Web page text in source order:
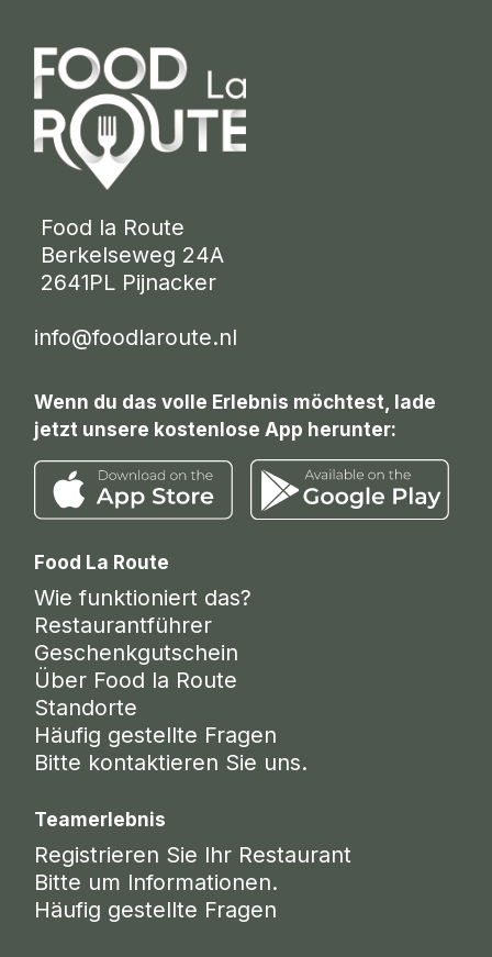
Food la Route
Berkelseweg 24A
2641PL Pijnacker
info@foodlaroute.nl
Wenn du das volle Erlebnis möchtest, lade
jetzt unsere kostenlose App herunter:
Food La Route
Wie funktioniert das?
Restaurantführer
Geschenkgutschein
Über Food la Route
Standorte
Häufig gestellte Fragen
Bitte kontaktieren Sie uns.
Teamerlebnis
Registrieren Sie Ihr Restaurant
Bitte um Informationen.
Häufig gestellte Fragen